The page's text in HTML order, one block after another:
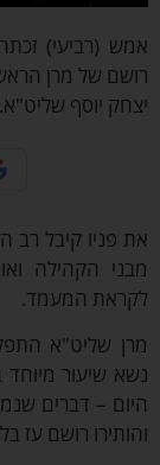
(רביעי) זכתה
של מרן הראשון
יוסף שליט"א.
פניו קיבל רב
הקהילה
המעמד.
שליט"א
שיעור מיוחד
– דברים
רושם עז